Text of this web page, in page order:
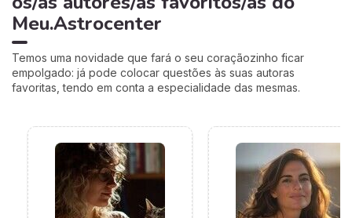
Meu.Astrocenter
Temos uma novidade que fará o seu coraçãozinho ficar
empolgado: já pode colocar questões às suas autoras
favoritas, tendo em conta a especialidade das mesmas.